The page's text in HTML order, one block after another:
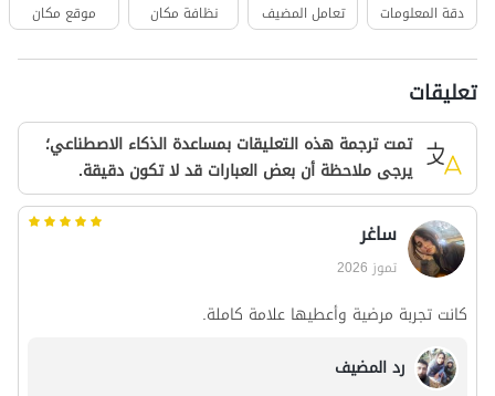
دقة المعلومات
تعامل المضيف
نظافة مكان
موقع مكان
تعليقات
تمت ترجمة هذه التعليقات بمساعدة الذكاء الاصطناعي؛
يرجى ملاحظة أن بعض العبارات قد لا تكون دقيقة.
ساغر
تموز 2026
كانت تجربة مرضية وأعطيها علامة كاملة.
رد المضيف